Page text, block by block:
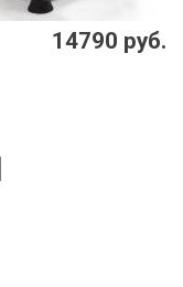
14790 руб.